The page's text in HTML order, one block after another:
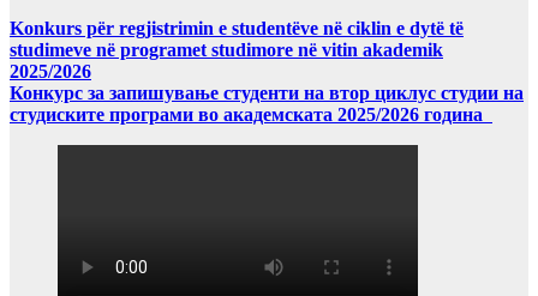
Konkurs për regjistrimin e studentëve në ciklin e dytë të
studimeve në programet studimore në vitin akademik
2025/2026
Конкурс за запишување студенти на втор циклус студии на
студиските програми во академската 2025/2026 година